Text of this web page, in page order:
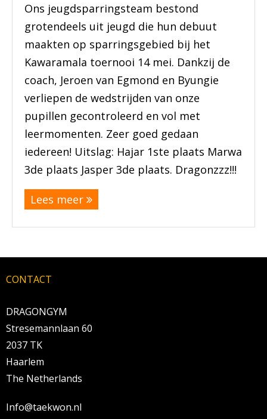
Ons jeugdsparringsteam bestond
grotendeels uit jeugd die hun debuut
maakten op sparringsgebied bij het
Kawaramala toernooi 14 mei. Dankzij de
coach, Jeroen van Egmond en Byungie
verliepen de wedstrijden van onze
pupillen gecontroleerd en vol met
leermomenten. Zeer goed gedaan
iedereen! Uitslag: Hajar 1ste plaats Marwa
3de plaats Jasper 3de plaats. Dragonzzz!!!
Lees meer
CONTACT
DRAGONGYM
Stresemannlaan 60
2037 TK
Haarlem
The Netherlands
Info@taekwon.nl